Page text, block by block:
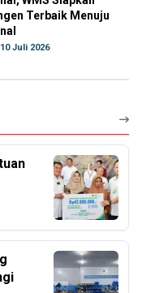
Terbaik Menuju
Juli 2026